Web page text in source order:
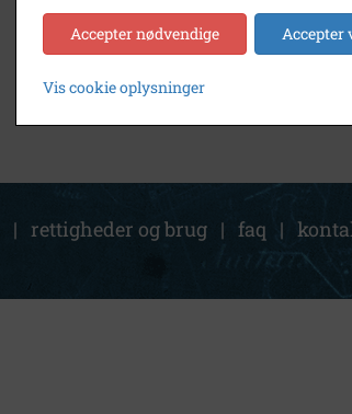
| rettigheder og brug | faq |
Accepter nødvendige Accepter
Vis cookie oplysninger